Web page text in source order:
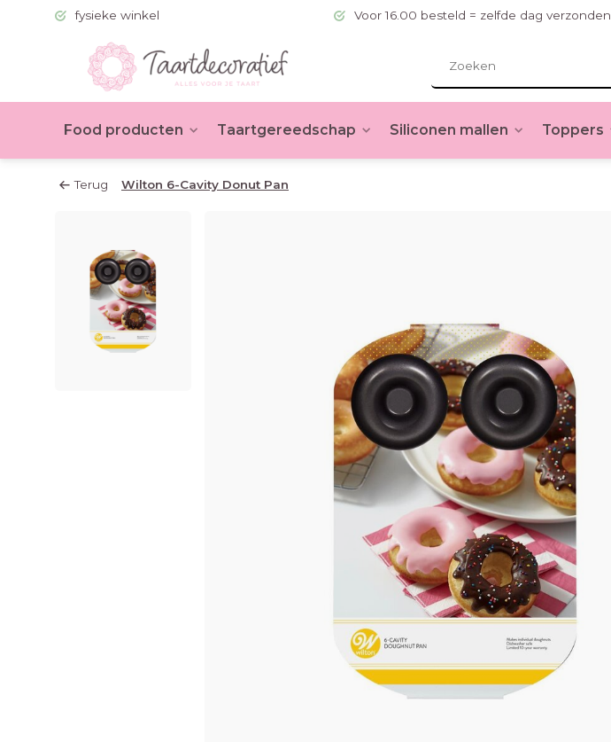
fysieke winkel Voor 16.00 besteld = zelfde dag verzonden
Food producten Taartgereedschap Siliconen mallen Toppers
Terug Wilton 6-Cavity Donut Pan